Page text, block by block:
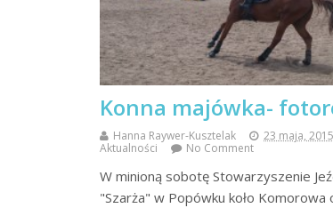
Konna majówka-
Hanna Raywer-Kusztelak
23 maja, 2015
Aktualności
No Comment
W minioną sobotę Stowarzyszenie
"Szarża" w Popówku koło Komorowa